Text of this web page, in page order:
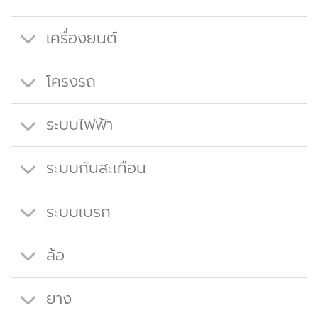
เครื่องยนต์
โครงรถ
ระบบไฟฟ้า
ระบบกันสะเทือน
ระบบเบรก
ล้อ
ยาง